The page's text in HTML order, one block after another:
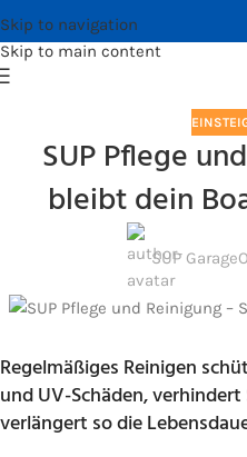
Skip to navigation
Skip to main content
SUP Pflege
bleibt dein
SUP Garage
Regelmäßiges Reinigen
und UV-Schäden,
verlängert so die